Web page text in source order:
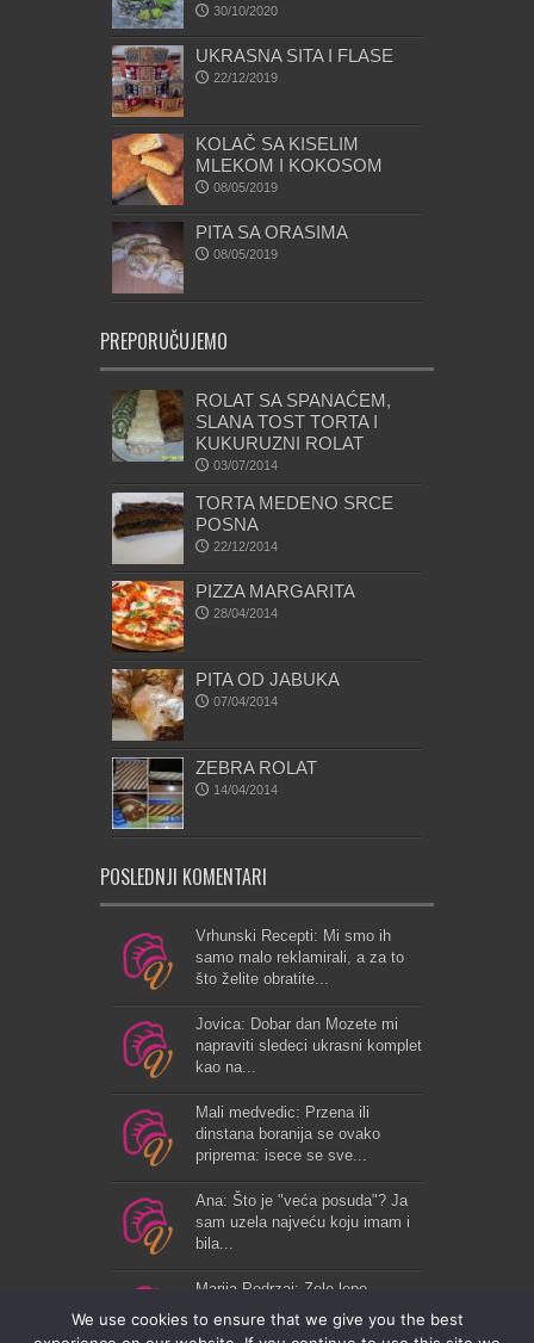
30/10/2020
UKRASNA SITA I FLASE
22/12/2019
KOLAČ SA KISELIM
MLEKOM I KOKOSOM
08/05/2019
PITA SA ORASIMA
08/05/2019
PREPORUČUJEMO
ROLAT SA SPANAĆEM,
SLANA TOST TORTA I
KUKURUZNI ROLAT
03/07/2014
TORTA MEDENO SRCE
POSNA
22/12/2014
PIZZA MARGARITA
28/04/2014
PITA OD JABUKA
07/04/2014
ZEBRA ROLAT
14/04/2014
POSLEDNJI KOMENTARI
Vrhunski Recepti: Mi smo ih
samo malo reklamirali, a za to
što želite obratite...
Jovica: Dobar dan Mozete mi
napraviti sledeci ukrasni komplet
kao na...
Mali medvedic: Przena ili
dinstana boranija se ovako
priprema: isece se sve...
Ana: Što je "veća posuda"? Ja
sam uzela najveću koju imam i
bila...
Marija Podrzaj: Zelo lepo...
We use cookies to ensure that we give you the best